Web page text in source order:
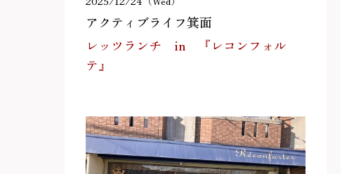
アクティブライフ箕面
レッツランチ in 『レコンフォル
テ』